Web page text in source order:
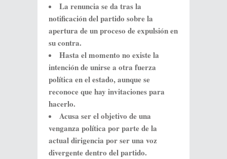
La renuncia se da tras la
notificación del partido sobre la
apertura de un proceso de expulsión en
su contra.
Hasta el momento no existe la
intención de unirse a otra fuerza
política en el estado, aunque se
reconoce que hay invitaciones para
hacerlo.
Acusa ser el objetivo de una
venganza política por parte de la
actual dirigencia por ser una voz
divergente dentro del partido.